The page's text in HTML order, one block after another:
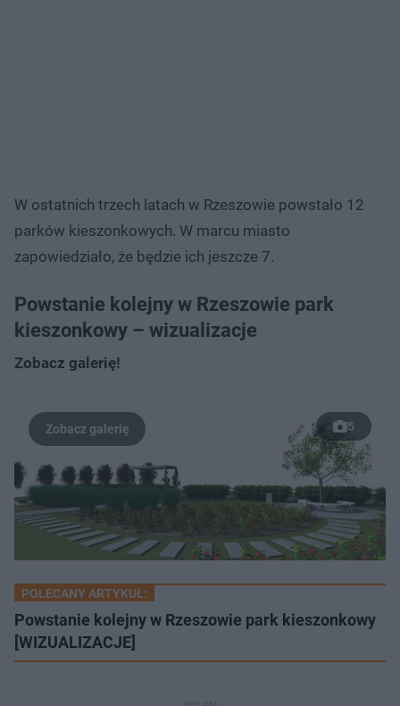
W ostatnich trzech latach w Rzeszowie powstało 12
parków kieszonkowych. W marcu miasto
zapowiedziało, że będzie ich jeszcze 7.
Powstanie kolejny w Rzeszowie park
kieszonkowy – wizualizacje
Zobacz galerię!
5
POLECANY ARTYKUŁ:
Powstanie kolejny w Rzeszowie park kieszonkowy
[WIZUALIZACJE]